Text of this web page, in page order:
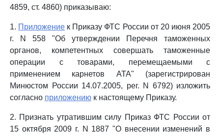
4859, ст. 4860) приказываю:
1. Приложение к Приказу ФТС России от 20 июня 2005
г. N 558 "Об утверждении Перечня таможенных
органов, компетентных совершать таможенные
операции с товарами, перемещаемыми с
применением карнетов АТА" (зарегистрирован
Минюстом России 14.07.2005, рег. N 6792) изложить
согласно приложению к настоящему Приказу.
2. Признать утратившим силу Приказ ФТС России от
15 октября 2009 г. N 1887 "О внесении изменений в